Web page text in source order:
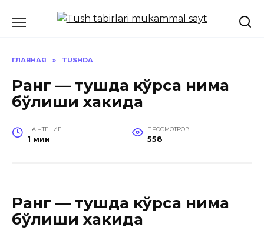
ГЛАВНАЯ » TUSHDA
Ранг — тушда кўрса нима
бўлиши хакида
НА ЧТЕНИЕ
1 мин
ПРОСМОТРОВ
558
Ранг — тушда кўрса нима
бўлиши хакида